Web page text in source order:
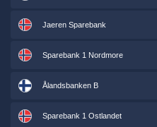
Jaeren Sparebank
Sparebank 1 Nordmore
Ålandsbanken B
Sparebank 1 Ostlandet